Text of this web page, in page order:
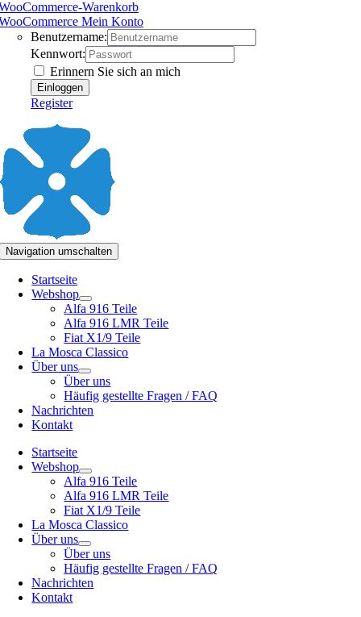
Warenkorb
Mein Konto
Benutzername:
Kennwort:
Erinnern Sie sich an mich
Register
Navigation umschalten
Startseite
Webshop
Alfa 916 Teile
Alfa 916 LMR Teile
Fiat X1/9 Teile
La Mosca Classico
Über uns
Über uns
Häufig gestellte Fragen / FAQ
Nachrichten
Kontakt
Startseite
Webshop
Alfa 916 Teile
Alfa 916 LMR Teile
Fiat X1/9 Teile
La Mosca Classico
Über uns
Über uns
Häufig gestellte Fragen / FAQ
Nachrichten
Kontakt